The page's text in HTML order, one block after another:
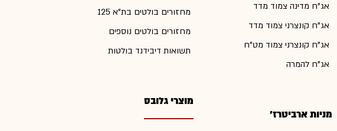
אג"ח מדינה צמוד מדד
אג"ח קונצרני צמוד מדד
אג"ח קונצרני צמוד מט"ח
אג"ח להמרה
מניות ארביטרז'
מחזורים בולטים בת"א 125
מחזורים בולטים נוספים
תשואות דיבידנד בולטות
מוצרי גלובס